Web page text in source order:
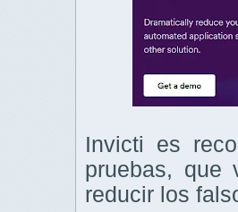
Invicti es
pruebas, que
reducir los